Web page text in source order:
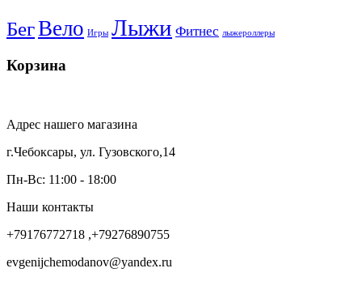
БегВело Игры Лыжи Фитнес лыжероллеры
Корзина
Адрес нашего магазина
г.Чебоксары, ул. Гузовского,14
Пн-Вс: 11:00 - 18:00
Наши контакты
+79176772718 ,+79276890755
evgenijchemodanov@yandex.ru